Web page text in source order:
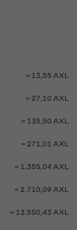
= 13,55 AXL
= 27,10 AXL
= 135,50 AXL
= 271,01 AXL
= 1.355,04 AXL
= 2.710,09 AXL
= 13.550,43 AXL